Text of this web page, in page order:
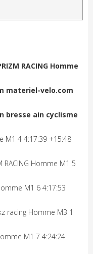
RACING Homme
materiel-velo.com
bresse ain cyclisme
M1 4 4:17:39 +15:48
RACING Homme M1 5
M1 6 4:17:53
racing Homme M3 1
M1 7 4:24:24